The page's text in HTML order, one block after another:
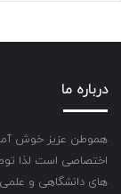
درباره ما
هموطن عزیز خوش
اختصاصی است لذا
های دانشگاهی و علمی